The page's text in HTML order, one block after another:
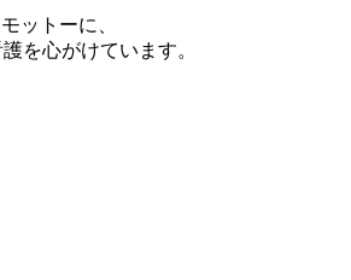
ットーに、
を心がけています。